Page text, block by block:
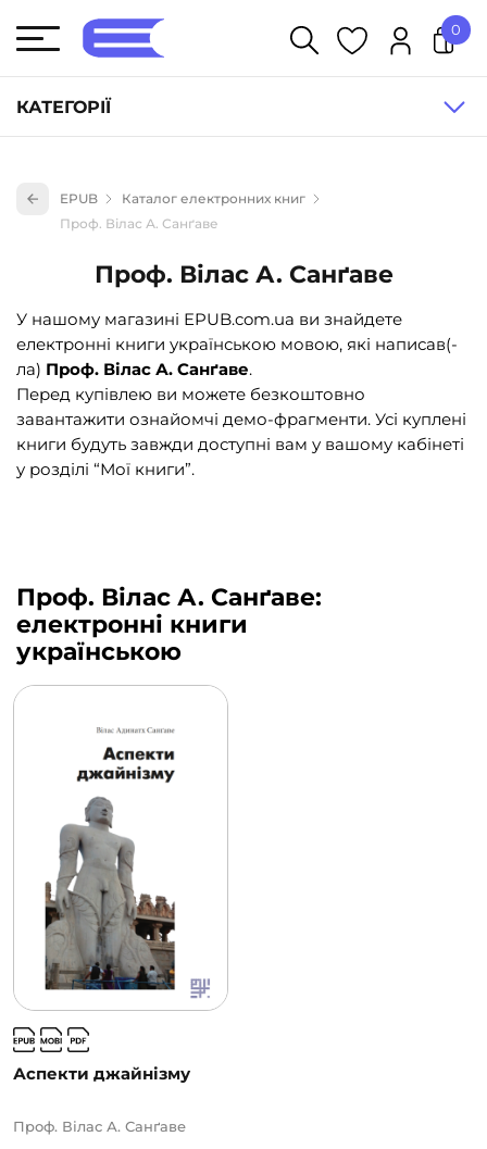
КАТЕГОРІЇ
Книги для дітей (836)
Науково-популярна література (1015)
Навчальна література та посібники (527)
Енциклопедії, довідники, словники (55)
Подарункові сертифікати (1)
0
EPUB
Каталог електронних книг
Проф. Вілас А. Санґаве
Проф. Вілас А. Санґаве
У нашому магазині EPUB.com.ua ви знайдете
електронні книги українською мовою, які написав(-
ла) Проф. Вілас А. Санґаве.
Перед купівлею ви можете безкоштовно
завантажити ознайомчі демо-фрагменти. Усі куплені
книги будуть завжди доступні вам у вашому кабінеті
у розділі “Мої книги”.
Проф. Вілас А. Санґаве:
електронні книги
українською
Аспекти джайнізму
Проф. Вілас А. Санґаве